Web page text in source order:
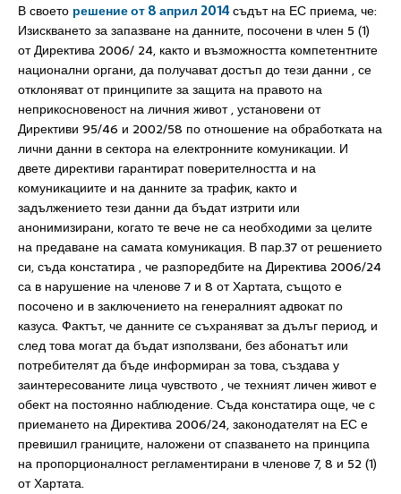
В своето решение от 8 април 2014съдът на ЕС приема, че:
Изискването за запазване на данните, посочени в член 5 (1)
от Директива 2006/ 24, както и възможността компетентните
национални органи, да получават достъп до тези данни , се
отклоняват от принципите за защита на правото на
неприкосновеност на личния живот , установени от
Директиви 95/46 и 2002/58 по отношение на обработката на
лични данни в сектора на електронните комуникации. И
двете директиви гарантират поверителността и на
комуникациите и на данните за трафик, както и
задължението тези данни да бъдат изтрити или
анонимизирани, когато те вече не са необходими за целите
на предаване на самата комуникация. В пар.37 от решението
си, съда констатира , че разпоредбите на Директива 2006/24
са в нарушение на членове 7 и 8 от Хартата, същото е
посочено и в заключението на генералният адвокат по
казуса. Фактът, че данните се съхраняват за дълъг период, и
след това могат да бъдат използвани, без абонатът или
потребителят да бъде информиран за това, създава у
заинтересованите лица чувството , че техният личен живот е
обект на постоянно наблюдение. Съда констатира още, че с
приемането на Директива 2006/24, законодателят на ЕС е
превишил границите, наложени от спазването на принципа
на пропорционалност регламентирани в членове 7, 8 и 52 (1)
от Хартата.